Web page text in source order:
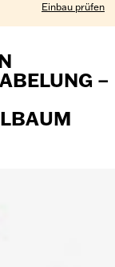
Einbau prüfen
–